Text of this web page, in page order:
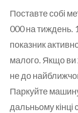
Поставте собі
000 на тиждень.
показник
малого. Якщо ви
не до
Паркуйте
дальньому